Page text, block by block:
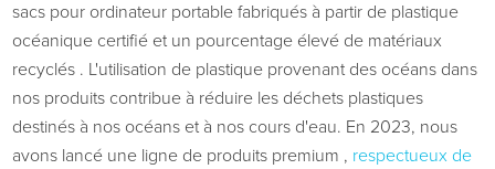
sacs pour ordinateur portable fabriqués à partir de plastique
océanique certifié et un pourcentage élevé de matériaux
recyclés . L'utilisation de plastique provenant des océans dans
nos produits contribue à réduire les déchets plastiques
destinés à nos océans et à nos cours d'eau. En 2023, nous
avons lancé une ligne de produits premium , respectueux de